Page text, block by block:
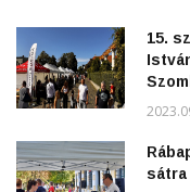
15.
sátra